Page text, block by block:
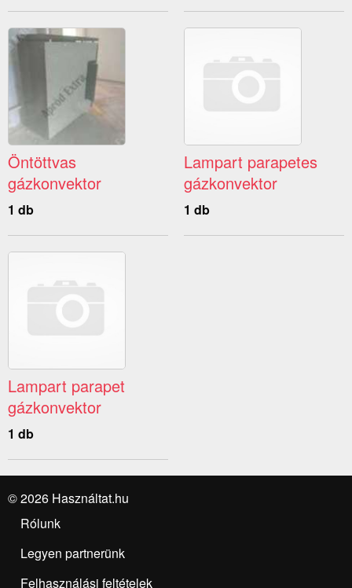
Öntöttvas
gázkonvektor
1 db
Lampart parapetes
gázkonvektor
1 db
Lampart parapet
gázkonvektor
1 db
© 2026 Használtat.hu
Rólunk
Legyen partnerünk
Felhasználási feltételek